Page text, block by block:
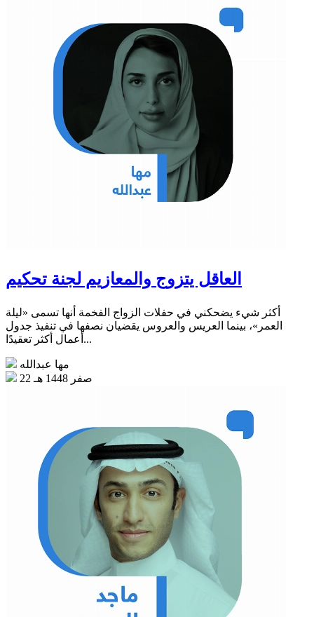
العاقل يتزوج والمعازيم لجنة تحكيم
أكثر شيء يضحكني في حفلات الزواج الفخمة أنها تسمى «ليلة
العمر»، بينما العريس والعروس يقضيان نصفها في تنفيذ جدول
أعمال أكثر تعقيدًا...
مها عبدالله
22 صفر 1448 هـ